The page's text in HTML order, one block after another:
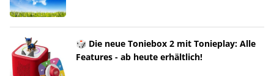
🎲 Die neue Toniebox 2 mit Tonieplay: Alle
Features - ab heute erhältlich!